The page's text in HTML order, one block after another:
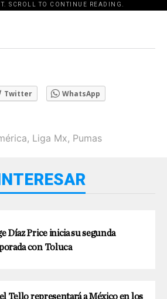
SCROLL TO CONTINUE READING.
id="243463"]
Twitter WhatsApp
, Liga Mx, Pumas
Díaz Price inicia su segunda
con Toluca
Tello representará a México en los